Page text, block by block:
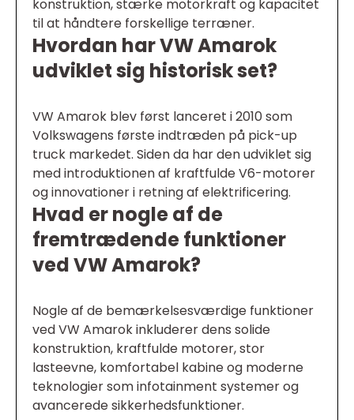
konstruktion, stærke motorkraft og kapacitet
til at håndtere forskellige terræner.
Hvordan har VW Amarok
udviklet sig historisk set?
VW Amarok blev først lanceret i 2010 som
Volkswagens første indtræden på pick-up
truck markedet. Siden da har den udviklet sig
med introduktionen af kraftfulde V6-motorer
og innovationer i retning af elektrificering.
Hvad er nogle af de
fremtrædende funktioner
ved VW Amarok?
Nogle af de bemærkelsesværdige funktioner
ved VW Amarok inkluderer dens solide
konstruktion, kraftfulde motorer, stor
lasteevne, komfortabel kabine og moderne
teknologier som infotainment systemer og
avancerede sikkerhedsfunktioner.